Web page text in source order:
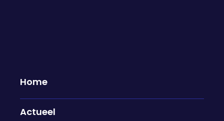
Home
Actueel